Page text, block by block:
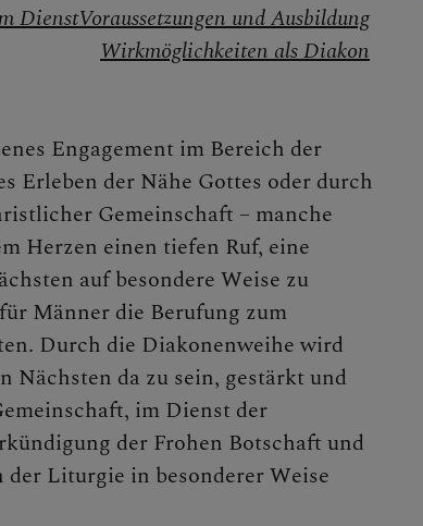
Wiedereintritt
Alphakurse
PGR
DienstVoraussetzungen und Ausbildung
Wirkmöglichkeiten als Diakon
Engagement im Bereich der
Erleben der Nähe Gottes oder durch
Gemeinschaft – manche
Herzen einen tiefen Ruf, eine
auf besondere Weise zu
Männer die Berufung zum
Durch die Diakonenweihe wird
Nächsten da zu sein, gestärkt und
im Dienst der
der Frohen Botschaft und
der Liturgie in besonderer Weise